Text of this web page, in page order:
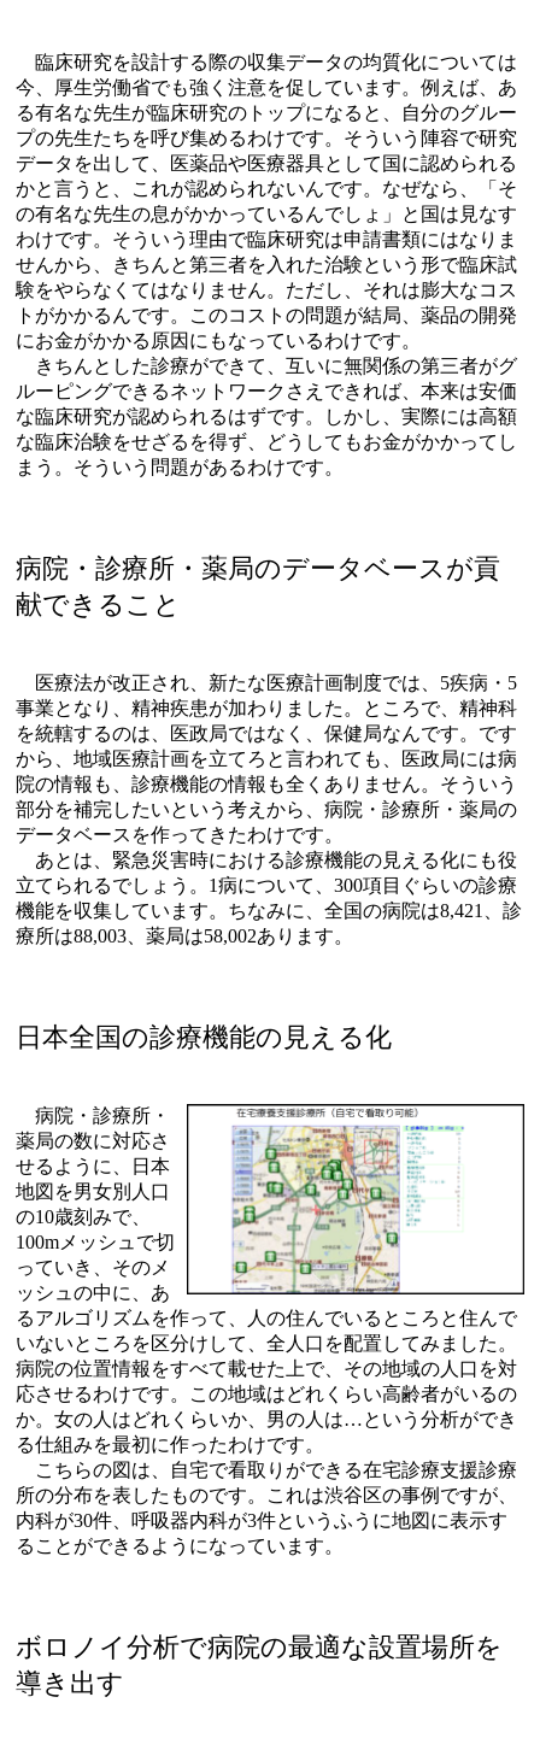
臨床研究を設計する際の収集データの均質化については
今、厚生労働省でも強く注意を促しています。例えば、あ
る有名な先生が臨床研究のトップになると、自分のグルー
プの先生たちを呼び集めるわけです。そういう陣容で研究
データを出して、医薬品や医療器具として国に認められる
かと言うと、これが認められないんです。なぜなら、「そ
の有名な先生の息がかかっているんでしょ」と国は見なす
わけです。そういう理由で臨床研究は申請書類にはなりま
せんから、きちんと第三者を入れた治験という形で臨床試
験をやらなくてはなりません。ただし、それは膨大なコス
トがかかるんです。このコストの問題が結局、薬品の開発
にお金がかかる原因にもなっているわけです。
きちんとした診療ができて、互いに無関係の第三者がグ
ルーピングできるネットワークさえできれば、本来は安価
な臨床研究が認められるはずです。しかし、実際には高額
な臨床治験をせざるを得ず、どうしてもお金がかかってし
まう。そういう問題があるわけです。
病院・診療所・薬局のデータベースが貢
献できること
医療法が改正され、新たな医療計画制度では、5疾病・5
事業となり、精神疾患が加わりました。ところで、精神科
を統轄するのは、医政局ではなく、保健局なんです。です
から、地域医療計画を立てろと言われても、医政局には病
院の情報も、診療機能の情報も全くありません。そういう
部分を補完したいという考えから、病院・診療所・薬局の
データベースを作ってきたわけです。
あとは、緊急災害時における診療機能の見える化にも役
立てられるでしょう。1病について、300項目ぐらいの診療
機能を収集しています。ちなみに、全国の病院は8,421、診
療所は88,003、薬局は58,002あります。
日本全国の診療機能の見える化
病院・診療所・
薬局の数に対応さ
せるように、日本
地図を男女別人口
の10歳刻みで、
100mメッシュで切
っていき、そのメ
ッシュの中に、あ
るアルゴリズムを作って、人の住んでいるところと住んで
いないところを区分けして、全人口を配置してみました。
病院の位置情報をすべて載せた上で、その地域の人口を対
応させるわけです。この地域はどれくらい高齢者がいるの
か。女の人はどれくらいか、男の人は…という分析ができ
る仕組みを最初に作ったわけです。
こちらの図は、自宅で看取りができる在宅診療支援診療
所の分布を表したものです。これは渋谷区の事例ですが、
内科が30件、呼吸器内科が3件というふうに地図に表示す
ることができるようになっています。
ボロノイ分析で病院の最適な設置場所を
導き出す